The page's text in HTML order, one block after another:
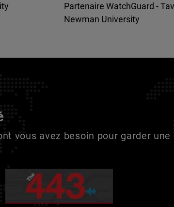
Partenaire WatchGuard -
Newman University
vous avez besoin pour garder une